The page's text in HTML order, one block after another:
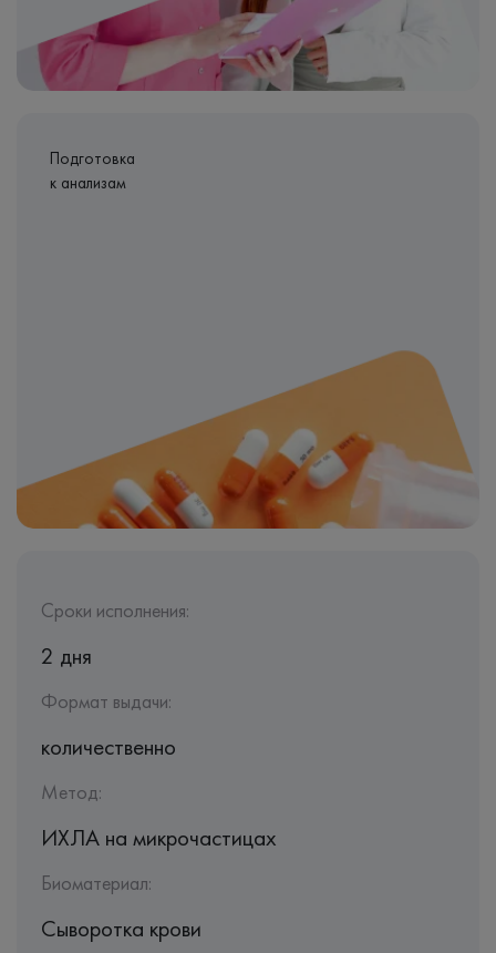
Подготовка
к анализам
Сроки исполнения:
2 дня
Формат выдачи:
количественно
Метод:
ИХЛА на микрочастицах
Биоматериал:
Сыворотка крови